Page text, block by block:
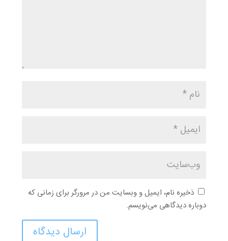
ذخیره نام، ایمیل و وبسایت من در مرورگر برای زمانی که
دوباره دیدگاهی می‌نویسم.
ارسال دیدگاه